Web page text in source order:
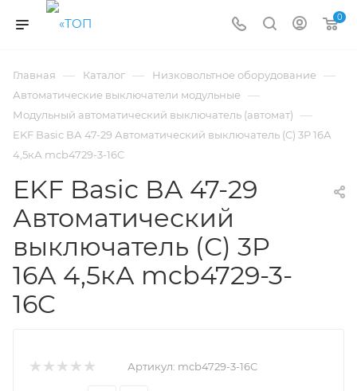
0
Главная — Каталог — Низковольтное оборудование —
Автоматические выключатели модульные —
Модульный автоматический выключатель (автомат) —
EKF Basic ВА 47-29 Автоматический выключатель (С) 3P 16А
4,5кА mcb4729-3-16C
EKF Basic ВА 47-29
Автоматический
выключатель (С) 3P
16А 4,5кА mcb4729-3-
16C
Артикул: mcb4729-3-16C